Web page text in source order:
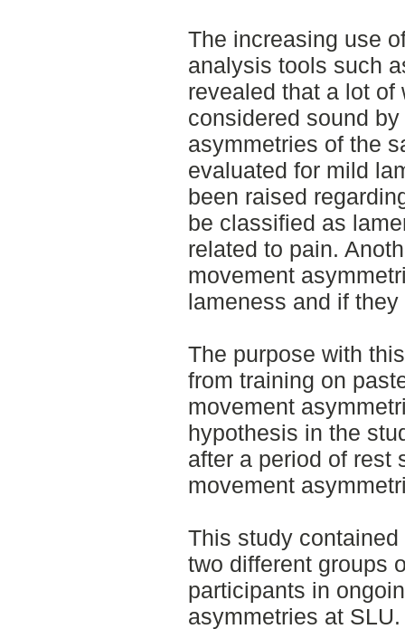
The increasing use
analysis tools such
revealed that a lot
considered sound
asymmetries of the
evaluated for mild
been raised
be classified as
related to pain.
movement
lameness and if
The purpose with
from training on
movement
hypothesis in the
after a period of rest
movement
This study
two different groups
participants in
asymmetries at